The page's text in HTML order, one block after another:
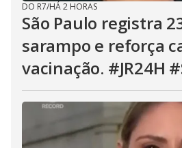
DO R7/HÁ 2 HORAS
São Paulo registra
sarampo e reforça
vacinação. #JR24H